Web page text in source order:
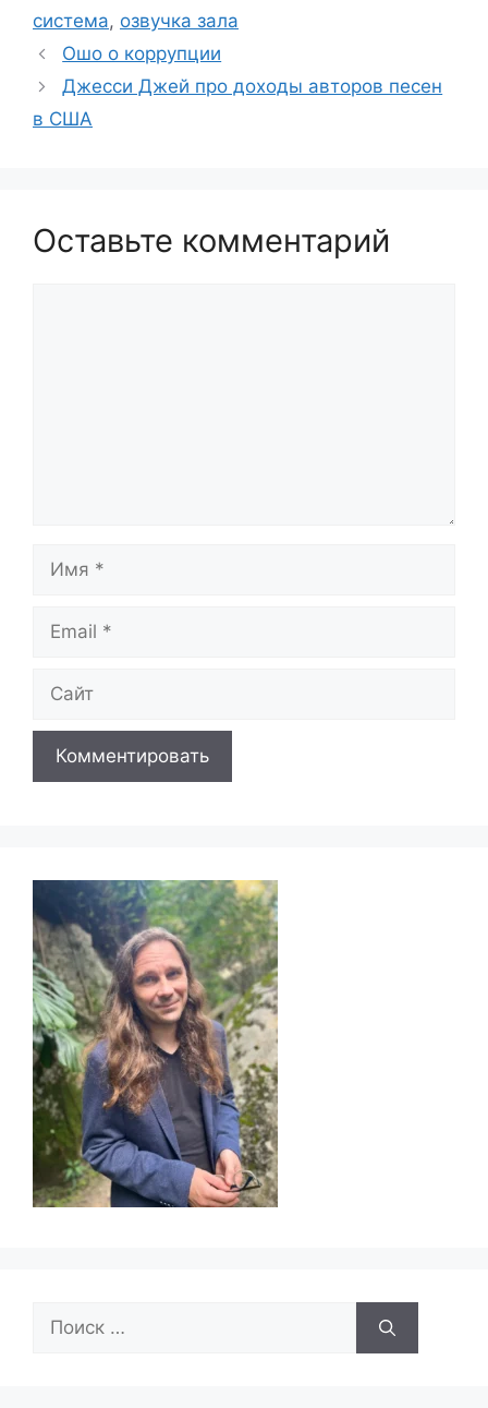
система, озвучка зала
Ошо о коррупции
Джесси Джей про доходы авторов песен
в США
Оставьте комментарий
Имя
Email
Сайт
Поиск: